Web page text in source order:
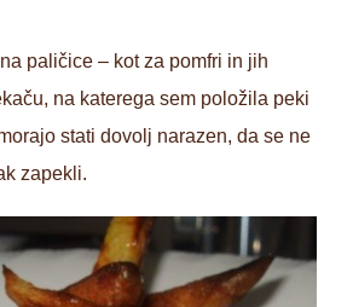
paličice – kot za pomfri in jih
na katerega sem položila peki
stati dovolj narazen, da se ne
zapekli.